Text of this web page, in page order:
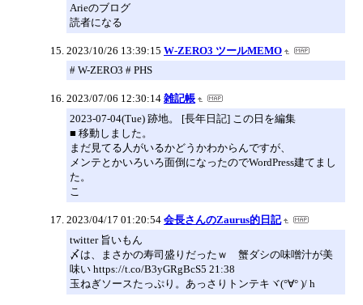
Arieのブログ
読者になる
2023/10/26 13:39:15 W-ZERO3 ツールMEMO
# W-ZERO3 # PHS
2023/07/06 12:30:14 雑記帳
2023-07-04(Tue) 跡地。 [長年日記] この日を編集
■ 移動しました。
まだ見てる人がいるかどうかわからんですが、
メンテとかいろいろ面倒になったのでWordPress建てまし
た。
こ
2023/04/17 01:20:54 会長さんのZaurus的日記
twitter 旨いもん
〆は、まさかの寿司盛りだったｗ 蟹ダシの味噌汁が美
味い https://t.co/B3yGRgBcS5 21:38
玉ねぎソースたっぷり。あっさりトンテキヾ(°∀° )/ h